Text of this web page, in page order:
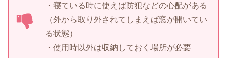
・寝ている時に使えば防犯などの心配がある
（外から取り外されてしまえば窓が開いてい
る状態）
・使用時以外は収納しておく場所が必要